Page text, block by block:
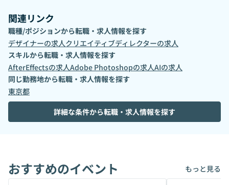
関連リンク
職種/ポジションから転職・求人情報を探す
デザイナーの求人クリエイティブディレクターの求人
スキルから転職・求人情報を探す
AfterEffectsの求人Adobe Photoshopの求人AIの求人
同じ勤務地から転職・求人情報を探す
東京都
詳細な条件から転職・求人情報を探す
おすすめのイベント もっと見る